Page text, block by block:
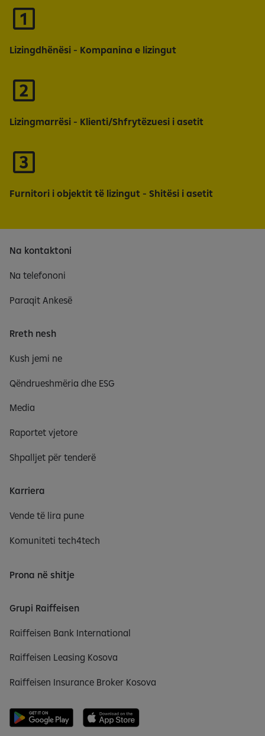
Lizingdhënësi - Kompanina e lizingut
Lizingmarrësi - Klienti/Shfrytëzuesi i asetit
Furnitori i objektit të lizingut - Shitësi i asetit
Na kontaktoni
Na telefononi
Paraqit Ankesë
Rreth nesh
Kush jemi ne
Qëndrueshmëria dhe ESG
Media
Raportet vjetore
Shpalljet për tenderë
Karriera
Vende të lira pune
Komuniteti tech4tech
Prona në shitje
Grupi Raiffeisen
Raiffeisen Bank International
Raiffeisen Leasing Kosova
Raiffeisen Insurance Broker Kosova